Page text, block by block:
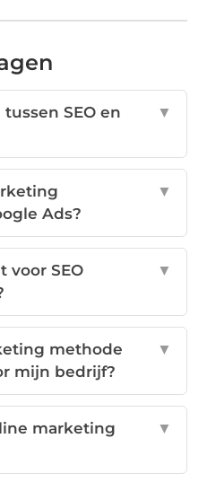
SEO en
▼
Ads?
▼
voor SEO
▼
methode
mijn bedrijf?
▼
marketing
▼